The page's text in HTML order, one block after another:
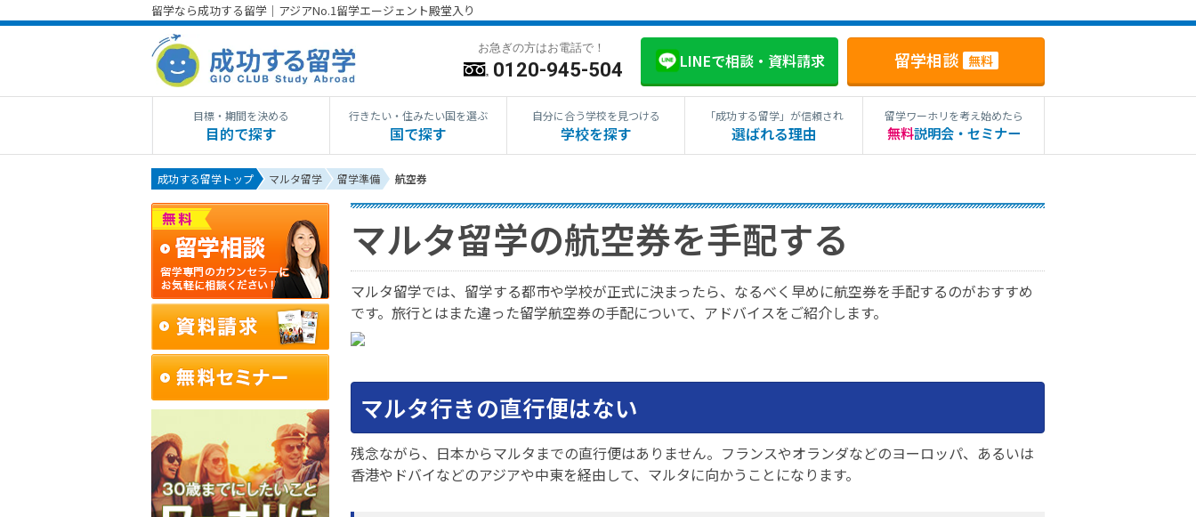
留学なら成功する留学｜アジアNo.1留学エージェント殿堂入り
お急ぎの方はお電話で！
0120-945-504 LINEで相談・資料請求 留学相談 無料
目標・期間を決める
目的で探す
行きたい・住みたい国を選ぶ
国で探す
自分に合う学校を見つける
学校を探す
「成功する留学」が信頼され
選ばれる理由
留学ワーホリを考え始めたら
無料説明会・セミナー
成功する留学トップ マルタ留学 留学準備 航空券
マルタ留学の航空券を手配する
マルタ留学では、留学する都市や学校が正式に決まったら、なるべく早めに航空券を手配するのがおすすめ
です。旅行とはまた違った留学航空券の手配について、アドバイスをご紹介します。
マルタ行きの直行便はない
残念ながら、日本からマルタまでの直行便はありません。フランスやオランダなどのヨーロッパ、あるいは
香港やドバイなどのアジアや中東を経由して、マルタに向かうことになります。